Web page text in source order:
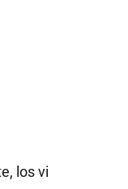
los vi